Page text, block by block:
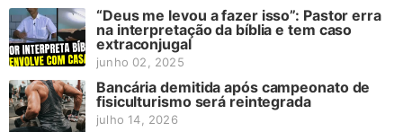
“Deus me levou a fazer isso”: Pastor erra
na interpretação da bíblia e tem caso
extraconjugal
junho 02, 2025
Bancária demitida após campeonato de
fisiculturismo será reintegrada
julho 14, 2026